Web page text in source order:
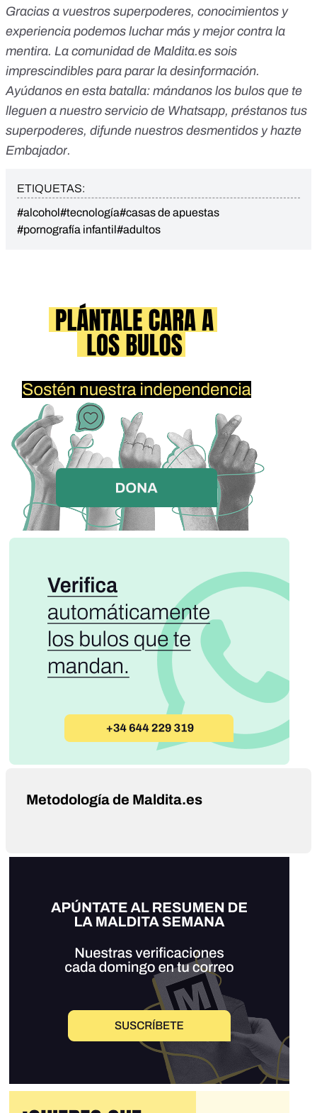
Gracias a vuestros superpoderes, conocimientos y
experiencia podemos luchar más y mejor contra la
mentira. La comunidad de Maldita.es sois
imprescindibles para parar la desinformación.
Ayúdanos en esta batalla: mándanos los bulos que te
lleguen a nuestro servicio de Whatsapp, préstanos tus
superpoderes, difunde nuestros desmentidos y hazte
Embajador.
ETIQUETAS:
#alcohol#tecnología#casas de apuestas
#pornografía infantil#adultos
Metodología de Maldita.es